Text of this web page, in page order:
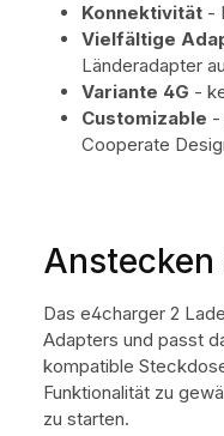
Konnektivität -
Vielfältige
Länderadapter
Variante 4G -
Customizable -
Cooperate
Anstecken
Das e4charger 2
Adapters und passt
kompatible
Funktionalität zu
zu starten.